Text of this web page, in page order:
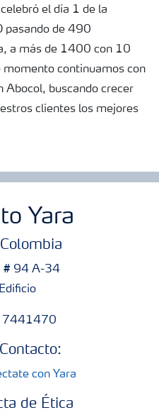
el día 1 de la
pasando de 490
a más de 1400 con 10
momento continuamos con
Abocol, buscando crecer
clientes los mejores
Yara
# 94 A-34
7441470
con Yara
de Ética